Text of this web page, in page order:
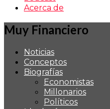
Acerca de
Muy Financiero
Noticias
Conceptos
Biografías
Economistas
Millonarios
Políticos